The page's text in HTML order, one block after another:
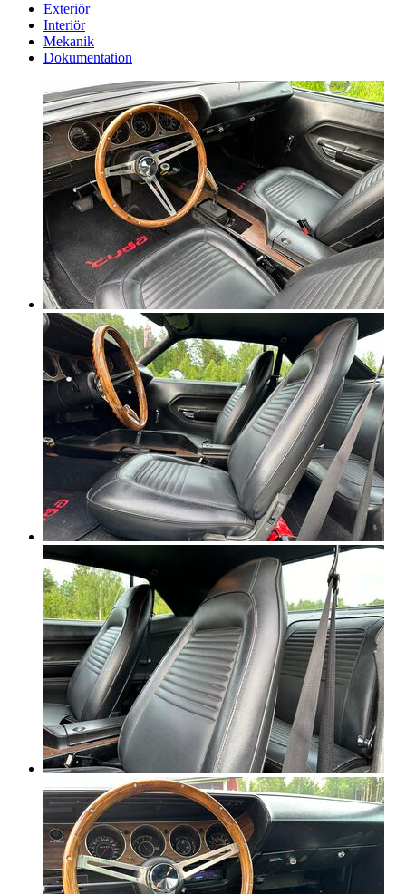
Exteriör
Interiör
Mekanik
Dokumentation